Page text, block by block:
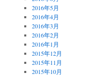
2016年5月
2016年4月
2016年3月
2016年2月
2016年1月
2015年12月
2015年11月
2015年10月